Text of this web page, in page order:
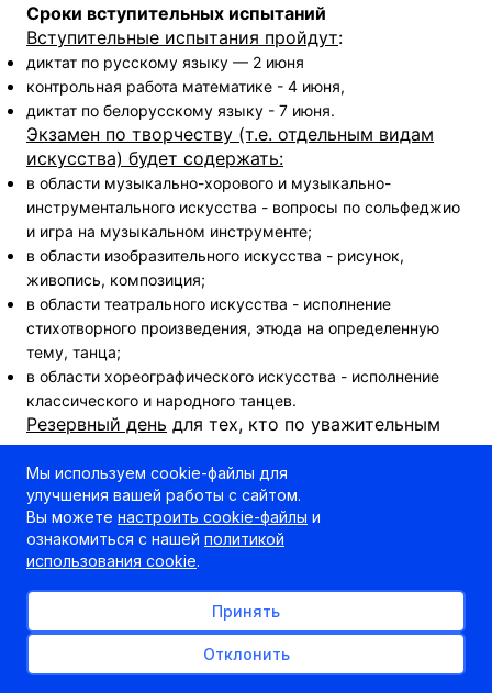
Сроки вступительных испытаний
Вступительные испытания пройдут:
диктат по русскому языку — 2 июня
контрольная работа математике - 4 июня,
диктат по белорусскому языку - 7 июня.
Экзамен по творчеству (т.е. отдельным видам
искусства) будет содержать:
в области музыкально-хорового и музыкально-
инструментального искусства - вопросы по сольфеджио
и игра на музыкальном инструменте;
в области изобразительного искусства - рисунок,
живопись, композиция;
в области театрального искусства - исполнение
стихотворного произведения, этюда на определенную
тему, танца;
в области хореографического искусства - исполнение
классического и народного танцев.
Резервный день для тех, кто по уважительным
причинам не смог явиться на вступительные
испытания, - 10 июня.
Начало всех испытаний - в 11.00.
Связанные статьи
Мы используем cookie-файлы для
улучшения вашей работы с сайтом.
Вы можете настроить cookie-файлы и
ознакомиться с нашей политикой
использования cookie.
Принять
Отклонить